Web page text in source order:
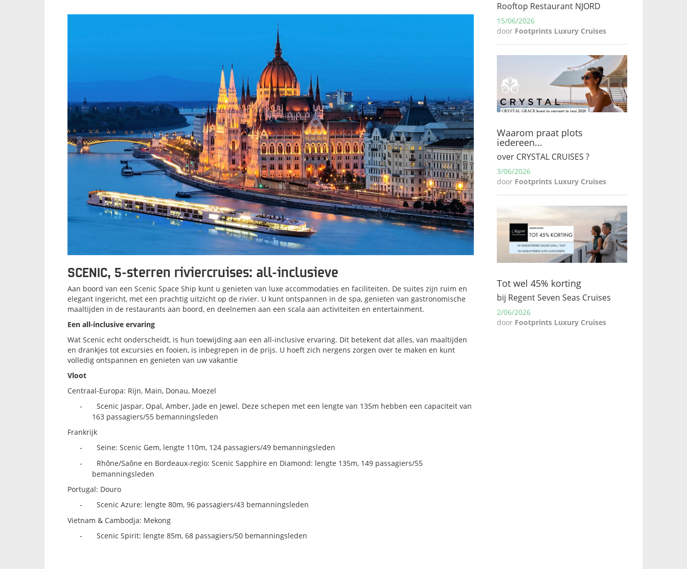
SCENIC, 5-sterren riviercruises: all-inclusieve
Aan boord van een Scenic Space Ship kunt u genieten van luxe accommodaties en faciliteiten. De suites zijn ruim en
elegant ingericht, met een prachtig uitzicht op de rivier. U kunt ontspannen in de spa, genieten van gastronomische
maaltijden in de restaurants aan boord, en deelnemen aan een scala aan activiteiten en entertainment.
Een all-inclusive ervaring
Wat Scenic echt onderscheidt, is hun toewijding aan een all-inclusive ervaring. Dit betekent dat alles, van maaltijden
en drankjes tot excursies en fooien, is inbegrepen in de prijs. U hoeft zich nergens zorgen over te maken en kunt
volledig ontspannen en genieten van uw vakantie
Vloot
Centraal-Europa: Rijn, Main, Donau, Moezel
-
Scenic Jaspar, Opal, Amber, Jade en Jewel. Deze schepen met een lengte van 135m hebben een capaciteit van
163 passagiers/55 bemanningsleden
Frankrijk
- Seine: Scenic Gem, lengte 110m, 124 passagiers/49 bemanningsleden
-
Rhône/Saône en Bordeaux-regio: Scenic Sapphire en Diamond: lengte 135m, 149 passagiers/55
bemanningsleden
Portugal: Douro
-
Scenic Azure: lengte 80m, 96 passagiers/43 bemanningsleden
Vietnam & Cambodja: Mekong
- Scenic Spirit: lengte 85m, 68 passagiers/50 bemanningsleden
Rooftop Restaurant NJORD
15/06/2026
door Footprints Luxury Cruises
Waarom praat plots
iedereen...
over CRYSTAL CRUISES ?
3/06/2026
door Footprints Luxury Cruises
Tot wel 45% korting
bij Regent Seven Seas Cruises
2/06/2026
door Footprints Luxury Cruises